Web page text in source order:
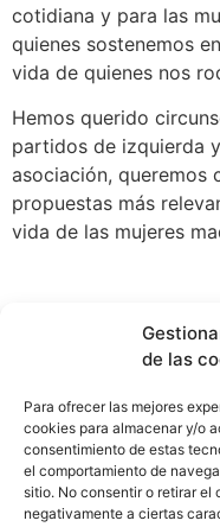
de las
Para ofrecer las mejores
cookies para almacenar y/o
consentimiento de estas
el comportamiento de
sitio. No consentir o retirar
negativamente a ciertas
cotidiana y para las
quienes sostenemos
vida de quienes nos
Hemos querido
partidos de izquierda
asociación, queremos
propuestas más
vida de las mujeres